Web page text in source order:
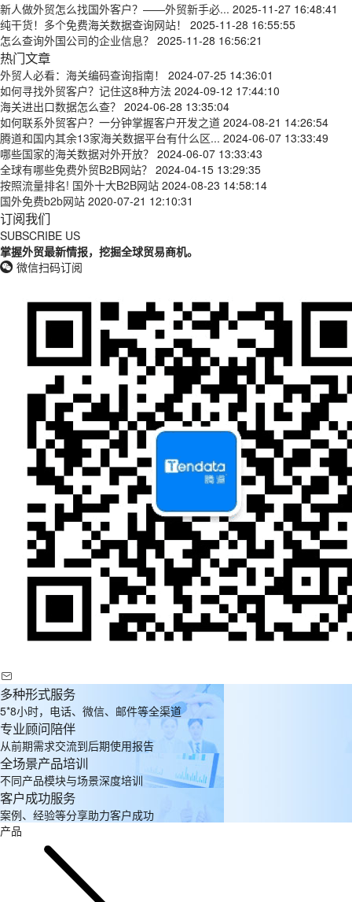
新人做外贸怎么找国外客户？——外贸新手必... 2025-11-27 16:48:41
纯干货！多个免费海关数据查询网站！
2025-11-28 16:55:55
怎么查询外国公司的企业信息？ 2025-11-28 16:56:21
热门文章
外贸人必看：海关编码查询指南！
2024-07-25 14:36:01
如何寻找外贸客户？记住这8种方法 2024-09-12 17:44:10
海关进出口数据怎么查？ 2024-06-28 13:35:04
如何联系外贸客户？一分钟掌握客户开发之道 2024-08-21 14:26:54
腾道和国内其余13家海关数据平台有什么区... 2024-06-07 13:33:49
哪些国家的海关数据对外开放？ 2024-06-07 13:33:43
全球有哪些免费外贸B2B网站？ 2024-04-15 13:29:35
按照流量排名! 国外十大B2B网站 2024-08-23 14:58:14
国外免费b2b网站 2020-07-21 12:10:31
订阅我们
SUBSCRIBE US
掌握外贸最新情报，挖掘全球贸易商机。
微信扫码订阅
多种形式服务
5*8小时，电话、微信、邮件等全渠道
专业顾问陪伴
从前期需求交流到后期使用报告
全场景产品培训
不同产品模块与场景深度培训
客户成功服务
案例、经验等分享助力客户成功
产品